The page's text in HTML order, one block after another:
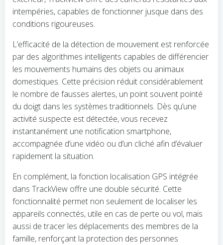
intempéries, capables de fonctionner jusque dans des
conditions rigoureuses.
L’efficacité de la détection de mouvement est renforcée
par des algorithmes intelligents capables de différencier
les mouvements humains des objets ou animaux
domestiques. Cette précision réduit considérablement
le nombre de fausses alertes, un point souvent pointé
du doigt dans les systèmes traditionnels. Dès qu’une
activité suspecte est détectée, vous recevez
instantanément une notification smartphone,
accompagnée d’une vidéo ou d’un cliché afin d’évaluer
rapidement la situation.
En complément, la fonction localisation GPS intégrée
dans TrackView offre une double sécurité. Cette
fonctionnalité permet non seulement de localiser les
appareils connectés, utile en cas de perte ou vol, mais
aussi de tracer les déplacements des membres de la
famille, renforçant la protection des personnes